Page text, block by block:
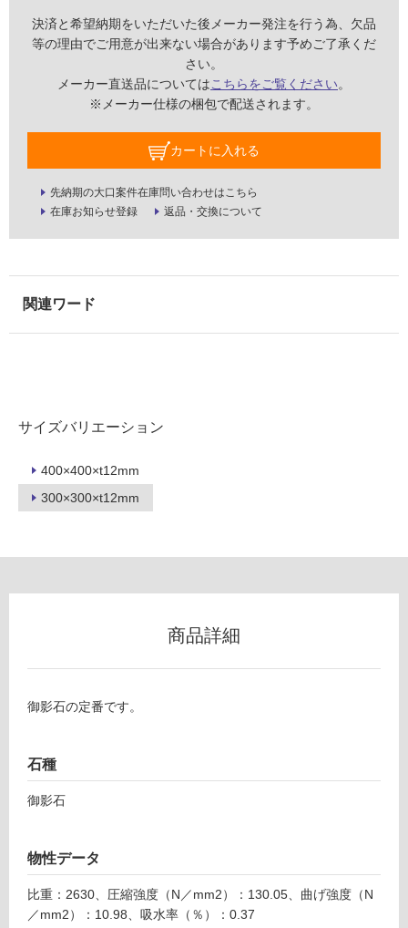
決済と希望納期をいただいた後メーカー発注を行う為、欠品
等の理由でご用意が出来ない場合があります予めご了承くだ
さい。
メーカー直送品についてはこちらをご覧ください。
※メーカー仕様の梱包で配送されます。
カートに入れる
先納期の大口案件在庫問い合わせはこちら
在庫お知らせ登録
返品・交換について
サイズバリエーション
400×400×t12mm
300×300×t12mm
い
外
壁・
室
使
可
(寒
地
ロ
ー
リ
ン
商品詳細
御影石の定番です。
石種
御影石
物性データ
比重：2630、圧縮強度（N／mm2）：130.05、曲げ強度（N
／mm2）：10.98、吸水率（％）：0.37